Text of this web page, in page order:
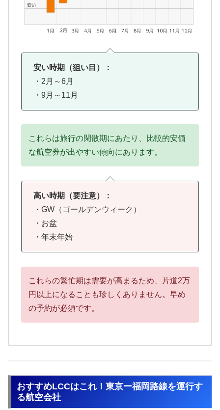
安い時期（狙い目）：
・2月～6月
・9月～11月
これらは旅行の閑散期にあたり、比較的安価
な航空券が出やすい傾向にあります。
高い時期（要注意）：
・GW（ゴールデンウィーク）
・お盆
・年末年始
これらの繁忙期は需要が高まるため、片道2万
円以上になることも珍しくありません。早め
の予約が必須です。
おすすめLCCはこれ！東京ー福岡路線を運行す
る航空会社